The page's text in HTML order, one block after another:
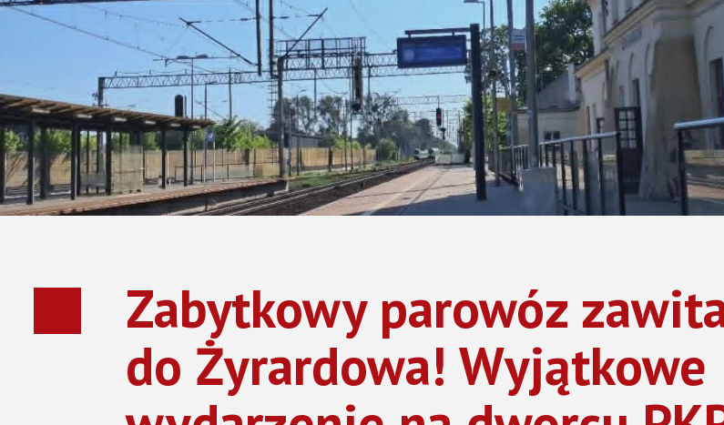
MŁODZIEŻOWA RADA MIASTA
RADA SENIORÓW MIASTA ŻYRARDOWA
Samorządy
Konsultacje
Inicjatywy
NGO
Przedszkola
Rekrutacja – szkoły podstawowe
Rekrutacja – przedszkola
Rekrutacja- Liceum Ogólnokształcące
Promocja zdrowia
OCHRONA ŚRODOWISKA
Gospodarowanie odpadami
Ochrona powietrza
Odwiert geotermalny
Deklaracje dotyczące źródeł ciepła i źródeł spalania paliw
Analiza ubóstwa energetycznego
Zabytkowy parowóz
do Żyrardowa! Wyjątkowe